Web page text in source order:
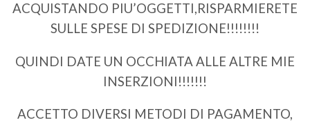
ACQUISTANDO PIU’OGGETTI,RISPARMIERETE
SULLE SPESE DI SPEDIZIONE!!!!!!!!
QUINDI DATE UN OCCHIATA ALLE ALTRE MIE
INSERZIONI!!!!!!!
ACCETTO DIVERSI METODI DI PAGAMENTO,